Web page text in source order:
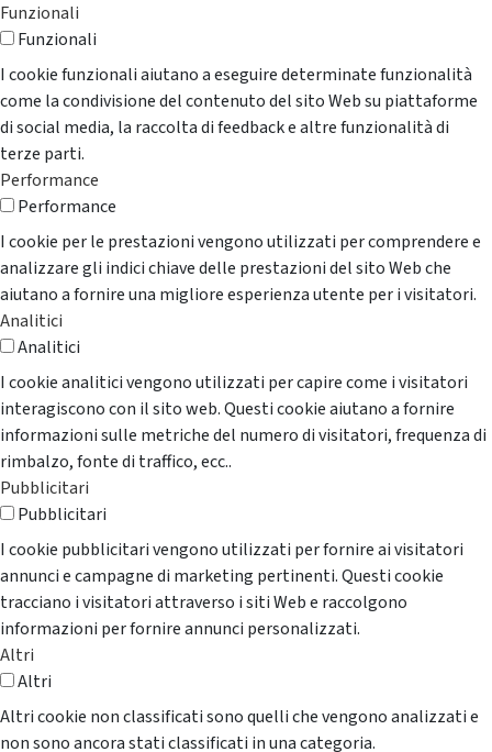
Funzionali
Funzionali
I cookie funzionali aiutano a eseguire determinate funzionalità
come la condivisione del contenuto del sito Web su piattaforme
di social media, la raccolta di feedback e altre funzionalità di
terze parti.
Performance
Performance
I cookie per le prestazioni vengono utilizzati per comprendere e
analizzare gli indici chiave delle prestazioni del sito Web che
aiutano a fornire una migliore esperienza utente per i visitatori.
Analitici
Analitici
I cookie analitici vengono utilizzati per capire come i visitatori
interagiscono con il sito web. Questi cookie aiutano a fornire
informazioni sulle metriche del numero di visitatori, frequenza di
rimbalzo, fonte di traffico, ecc..
Pubblicitari
Pubblicitari
I cookie pubblicitari vengono utilizzati per fornire ai visitatori
annunci e campagne di marketing pertinenti. Questi cookie
tracciano i visitatori attraverso i siti Web e raccolgono
informazioni per fornire annunci personalizzati.
Altri
Altri
Altri cookie non classificati sono quelli che vengono analizzati e
non sono ancora stati classificati in una categoria.